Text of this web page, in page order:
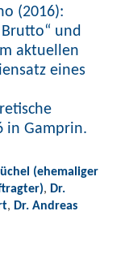
(2016):
und
aktuellen
eines
in Gamprin.
(ehemaliger
, Dr.
, Dr. Andreas